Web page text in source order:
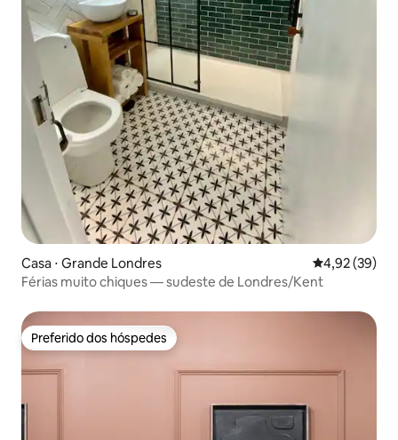
Casa ⋅ Grande Londres 4,92 de uma
4,92 (39)
Férias muito chiques — sudeste de Londres/Kent
Preferido dos hóspedes
Preferido dos hóspedes